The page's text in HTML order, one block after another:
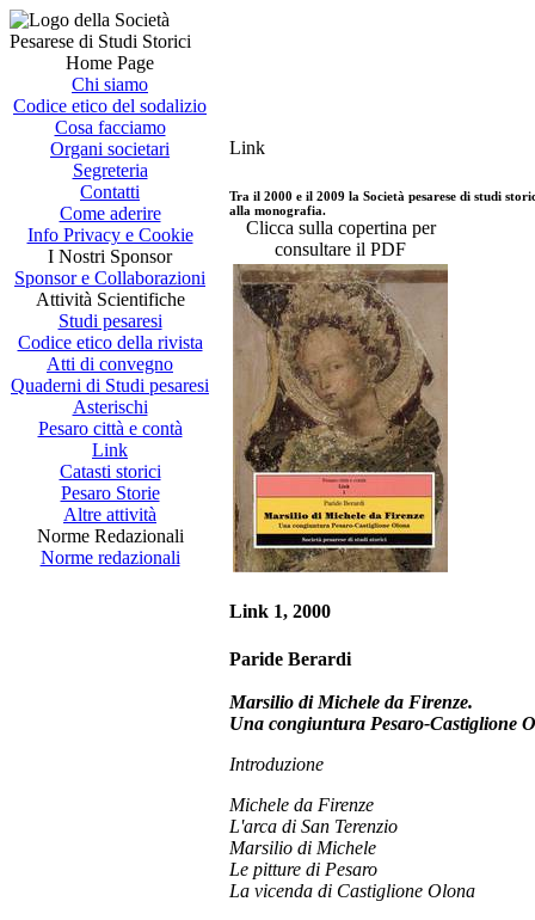
Home Page
Chi siamo
Codice etico del sodalizio
Cosa facciamo
Organi societari
Segreteria
Contatti
Come aderire
Info Privacy e Cookie
I Nostri Sponsor
Sponsor e Collaborazioni
Attività Scientifiche
Studi pesaresi
Codice etico della rivista
Atti di convegno
Quaderni di Studi pesaresi
Asterischi
Pesaro città e contà
Link
Catasti storici
Pesaro Storie
Altre attività
Norme Redazionali
Norme redazionali
Link
Tra il 2000 e il 2009 la Società pesarese di studi
alla monografia.
Clicca sulla copertina per
consultare il PDF
Link 1, 2000
Paride Berardi
Marsilio di Michele da Firenze.
Una congiuntura Pesaro-Castiglione
Introduzione
Michele da Firenze
L'arca di San Terenzio
Marsilio di Michele
Le pitture di Pesaro
La vicenda di Castiglione Olona